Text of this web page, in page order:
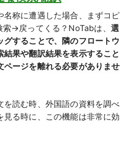
名称に遭遇した場合、まずコピ
→戻ってくる？NoTabは、 選
グすることで、隣のフロートウ
結果や翻訳結果を表示すること
ページを離れる必要がありませ
を読む時、外国語の資料を調べ
見る時に、この機能は非常に効